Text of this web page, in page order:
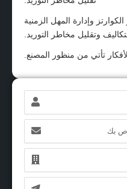
وإدارة المهل الزمنية
وتقليل مخاطر التوريد.
تأتي من منظور المصنع.